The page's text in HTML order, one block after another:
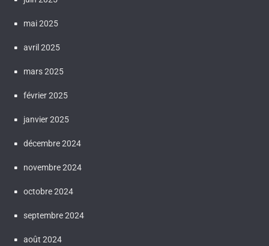
mai 2025
avril 2025
mars 2025
février 2025
janvier 2025
décembre 2024
novembre 2024
octobre 2024
septembre 2024
août 2024